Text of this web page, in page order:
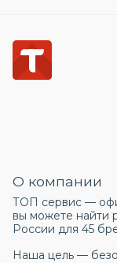
О компании
ТОП сервис —
вы можете найти
России для 45
Наша цель —